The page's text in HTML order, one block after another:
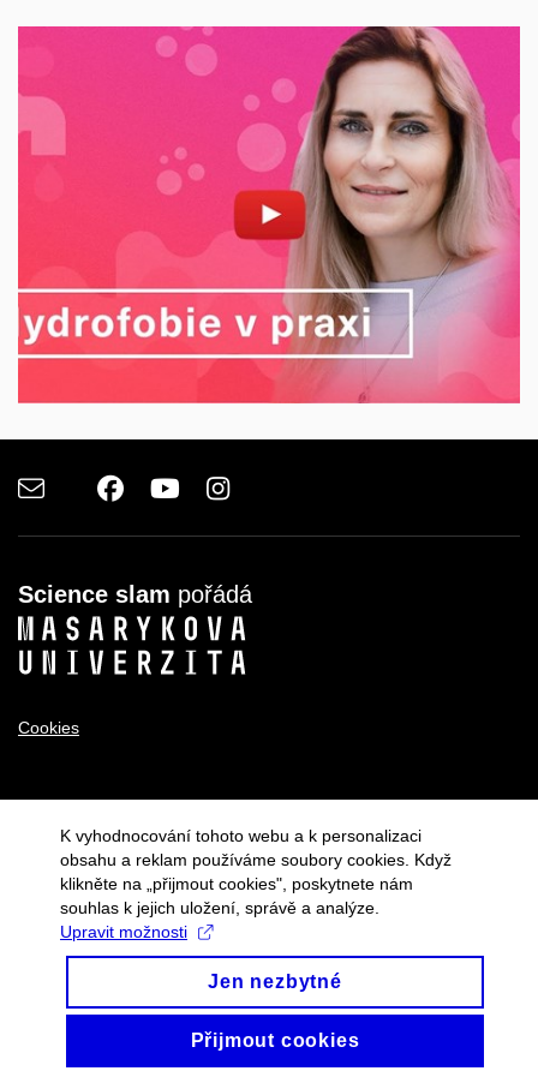
Povolit cookies a přehrát
Otevřít na youtube.com
Science slam pořádá
Cookies
e-
Email
Facebook
Youtube
Instagram
K vyhodnocování tohoto webu a k personalizaci
obsahu a reklam používáme soubory cookies. Když
klikněte na „přijmout cookies", poskytnete nám
souhlas k jejich uložení, správě a analýze.
Upravit možnosti
Jen nezbytné
Přijmout cookies